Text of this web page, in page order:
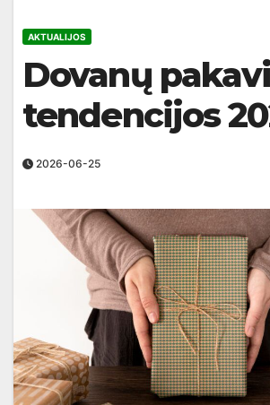
AKTUALIJOS
Dovanų
tendencijos
2026-06-25